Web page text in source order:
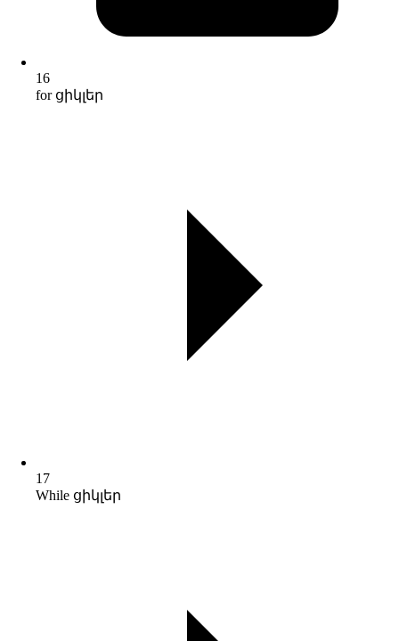
16
for ցիկլեր
17
While ցիկլեր